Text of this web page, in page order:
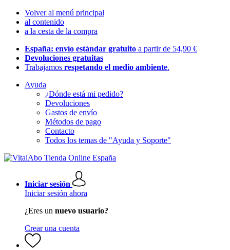
Volver al menú principal
al contenido
a la cesta de la compra
España: envío estándar gratuito a partir de 54,90 €
Devoluciones gratuitas
Trabajamos respetando el medio ambiente.
Ayuda
¿Dónde está mi pedido?
Devoluciones
Gastos de envío
Métodos de pago
Contacto
Todos los temas de "Ayuda y Soporte"
Iniciar sesión
Iniciar sesión ahora
¿Eres un nuevo usuario?
Crear una cuenta